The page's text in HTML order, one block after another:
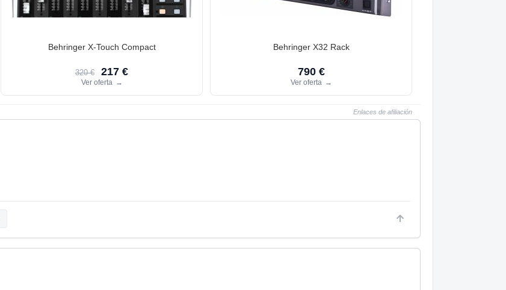
Behringer X-Touch Compact
320 € 217 €
Ver oferta →
Behringer X32 Rack
790 €
Ver oferta →
Enlaces de afiliación